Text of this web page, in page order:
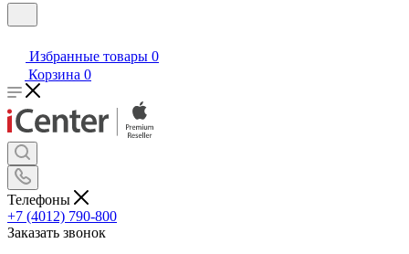
Избранные товары 0
Корзина 0
Телефоны
+7 (4012) 790-800
Заказать звонок